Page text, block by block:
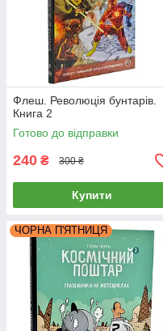
Флеш. Революція бунтарів.
Книга 2
Готово до відправки
240 ₴ 300 ₴
Купити
ЧОРНА П'ЯТНИЦЯ